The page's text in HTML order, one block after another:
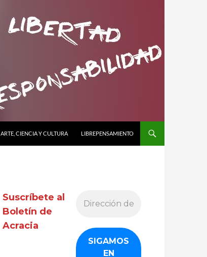
ARTE, CIENCIA Y CULTURA LIBREPENSAMIENTO
Suscríbete al
Boletín de
Acracia